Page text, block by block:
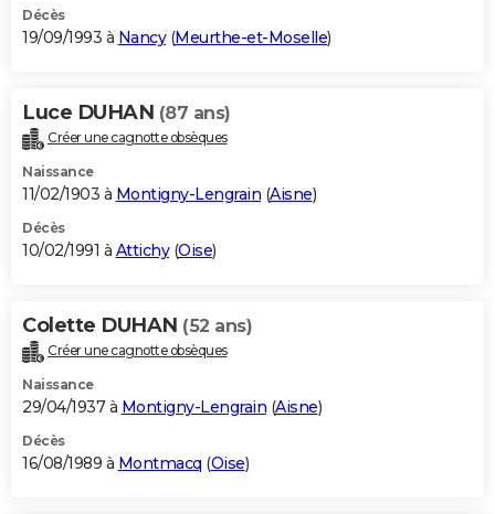
Décès
19/09/1993 à Nancy(Meurthe-et-Moselle)
Luce DUHAN (87 ans)
Créer une cagnotte obsèques
Naissance
11/02/1903 à Montigny-Lengrain (Aisne)
Décès
10/02/1991 à Attichy(Oise)
Colette DUHAN (52 ans)
Créer une cagnotte obsèques
Naissance
29/04/1937 à Montigny-Lengrain (Aisne)
Décès
16/08/1989 à Montmacq (Oise)